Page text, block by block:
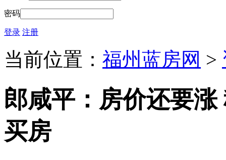
密码
登录 注册
当前位置： 福州蓝房网 >
郎咸平：房价还要
买房